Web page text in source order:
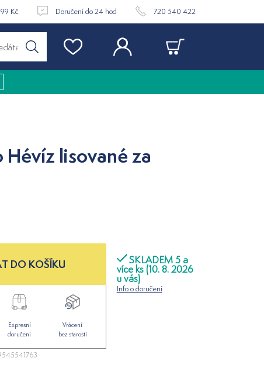
Kč Doručení do 24 hod 720 540 422
lisované za
SKLADEM 5 a
více ks (10. 8. 2026
u vás)
Info o doručení
DO KOŠÍKU
Expresní
doručení
Vrácení
bez starostí